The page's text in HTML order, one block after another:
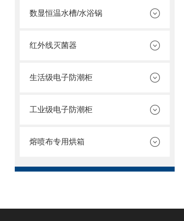
数显恒温水槽/水浴锅
红外线灭菌器
生活级电子防潮柜
工业级电子防潮柜
熔喷布专用烘箱